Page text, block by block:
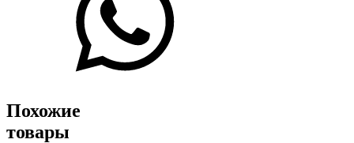
Похожие
товары